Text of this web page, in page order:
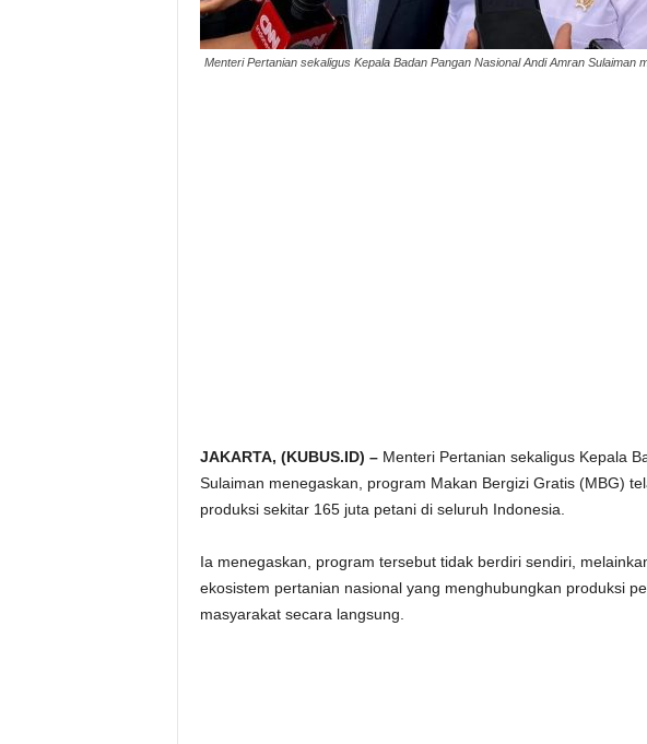
Menteri Pertanian sekaligus Kepala Badan Pangan Nasional Andi Amran Sulaiman
JAKARTA, (KUBUS.ID) – Menteri Pertanian sekaligus Kepala
Sulaiman menegaskan, program Makan Bergizi Gratis (MBG)
produksi sekitar 165 juta petani di seluruh Indonesia.
Ia menegaskan, program tersebut tidak berdiri sendiri,
ekosistem pertanian nasional yang menghubungkan produksi
masyarakat secara langsung.